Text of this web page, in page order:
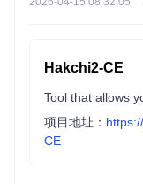
Hakchi2-CE
项目地址：
CE